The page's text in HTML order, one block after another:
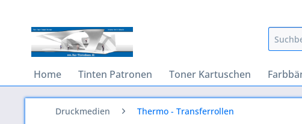
Home Tinten Patronen Toner Kartuschen
Druckmedien Thermo - Transferrollen